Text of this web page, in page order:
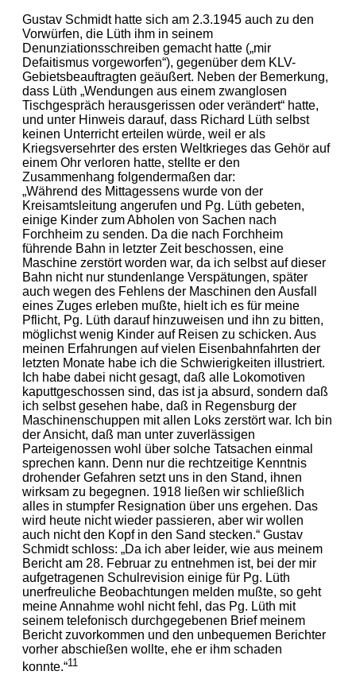
Gustav Schmidt hatte sich am 2.3.1945 auch zu den
Vorwürfen, die Lüth ihm in seinem
Denunziationsschreiben gemacht hatte („mir
Defaitismus vorgeworfen“), gegenüber dem KLV-
Gebietsbeauftragten geäußert. Neben der Bemerkung,
dass Lüth „Wendungen aus einem zwanglosen
Tischgespräch herausgerissen oder verändert“ hatte,
und unter Hinweis darauf, dass Richard Lüth selbst
keinen Unterricht erteilen würde, weil er als
Kriegsversehrter des ersten Weltkrieges das Gehör auf
einem Ohr verloren hatte, stellte er den
Zusammenhang folgendermaßen dar:
„Während des Mittagessens wurde von der
Kreisamtsleitung angerufen und Pg. Lüth gebeten,
einige Kinder zum Abholen von Sachen nach
Forchheim zu senden. Da die nach Forchheim
führende Bahn in letzter Zeit beschossen, eine
Maschine zerstört worden war, da ich selbst auf dieser
Bahn nicht nur stundenlange Verspätungen, später
auch wegen des Fehlens der Maschinen den Ausfall
eines Zuges erleben mußte, hielt ich es für meine
Pflicht, Pg. Lüth darauf hinzuweisen und ihn zu bitten,
möglichst wenig Kinder auf Reisen zu schicken. Aus
meinen Erfahrungen auf vielen Eisenbahnfahrten der
letzten Monate habe ich die Schwierigkeiten illustriert.
Ich habe dabei nicht gesagt, daß alle Lokomotiven
kaputtgeschossen sind, das ist ja absurd, sondern daß
ich selbst gesehen habe, daß in Regensburg der
Maschinenschuppen mit allen Loks zerstört war. Ich bin
der Ansicht, daß man unter zuverlässigen
Parteigenossen wohl über solche Tatsachen einmal
sprechen kann. Denn nur die rechtzeitige Kenntnis
drohender Gefahren setzt uns in den Stand, ihnen
wirksam zu begegnen. 1918 ließen wir schließlich
alles in stumpfer Resignation über uns ergehen. Das
wird heute nicht wieder passieren, aber wir wollen
auch nicht den Kopf in den Sand stecken.“ Gustav
Schmidt schloss: „Da ich aber leider, wie aus meinem
Bericht am 28. Februar zu entnehmen ist, bei der mir
aufgetragenen Schulrevision einige für Pg. Lüth
unerfreuliche Beobachtungen melden mußte, so geht
meine Annahme wohl nicht fehl, das Pg. Lüth mit
seinem telefonisch durchgegebenen Brief meinem
Bericht zuvorkommen und den unbequemen Berichter
vorher abschießen wollte, ehe er ihm schaden
konnte.“11